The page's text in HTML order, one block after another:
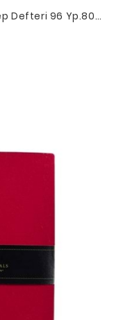
Defteri 96 Yp.80